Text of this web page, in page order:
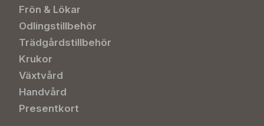
Frön & Lökar
Odlingstillbehör
Trädgårdstillbehör
Krukor
Växtvård
Handvård
Presentkort